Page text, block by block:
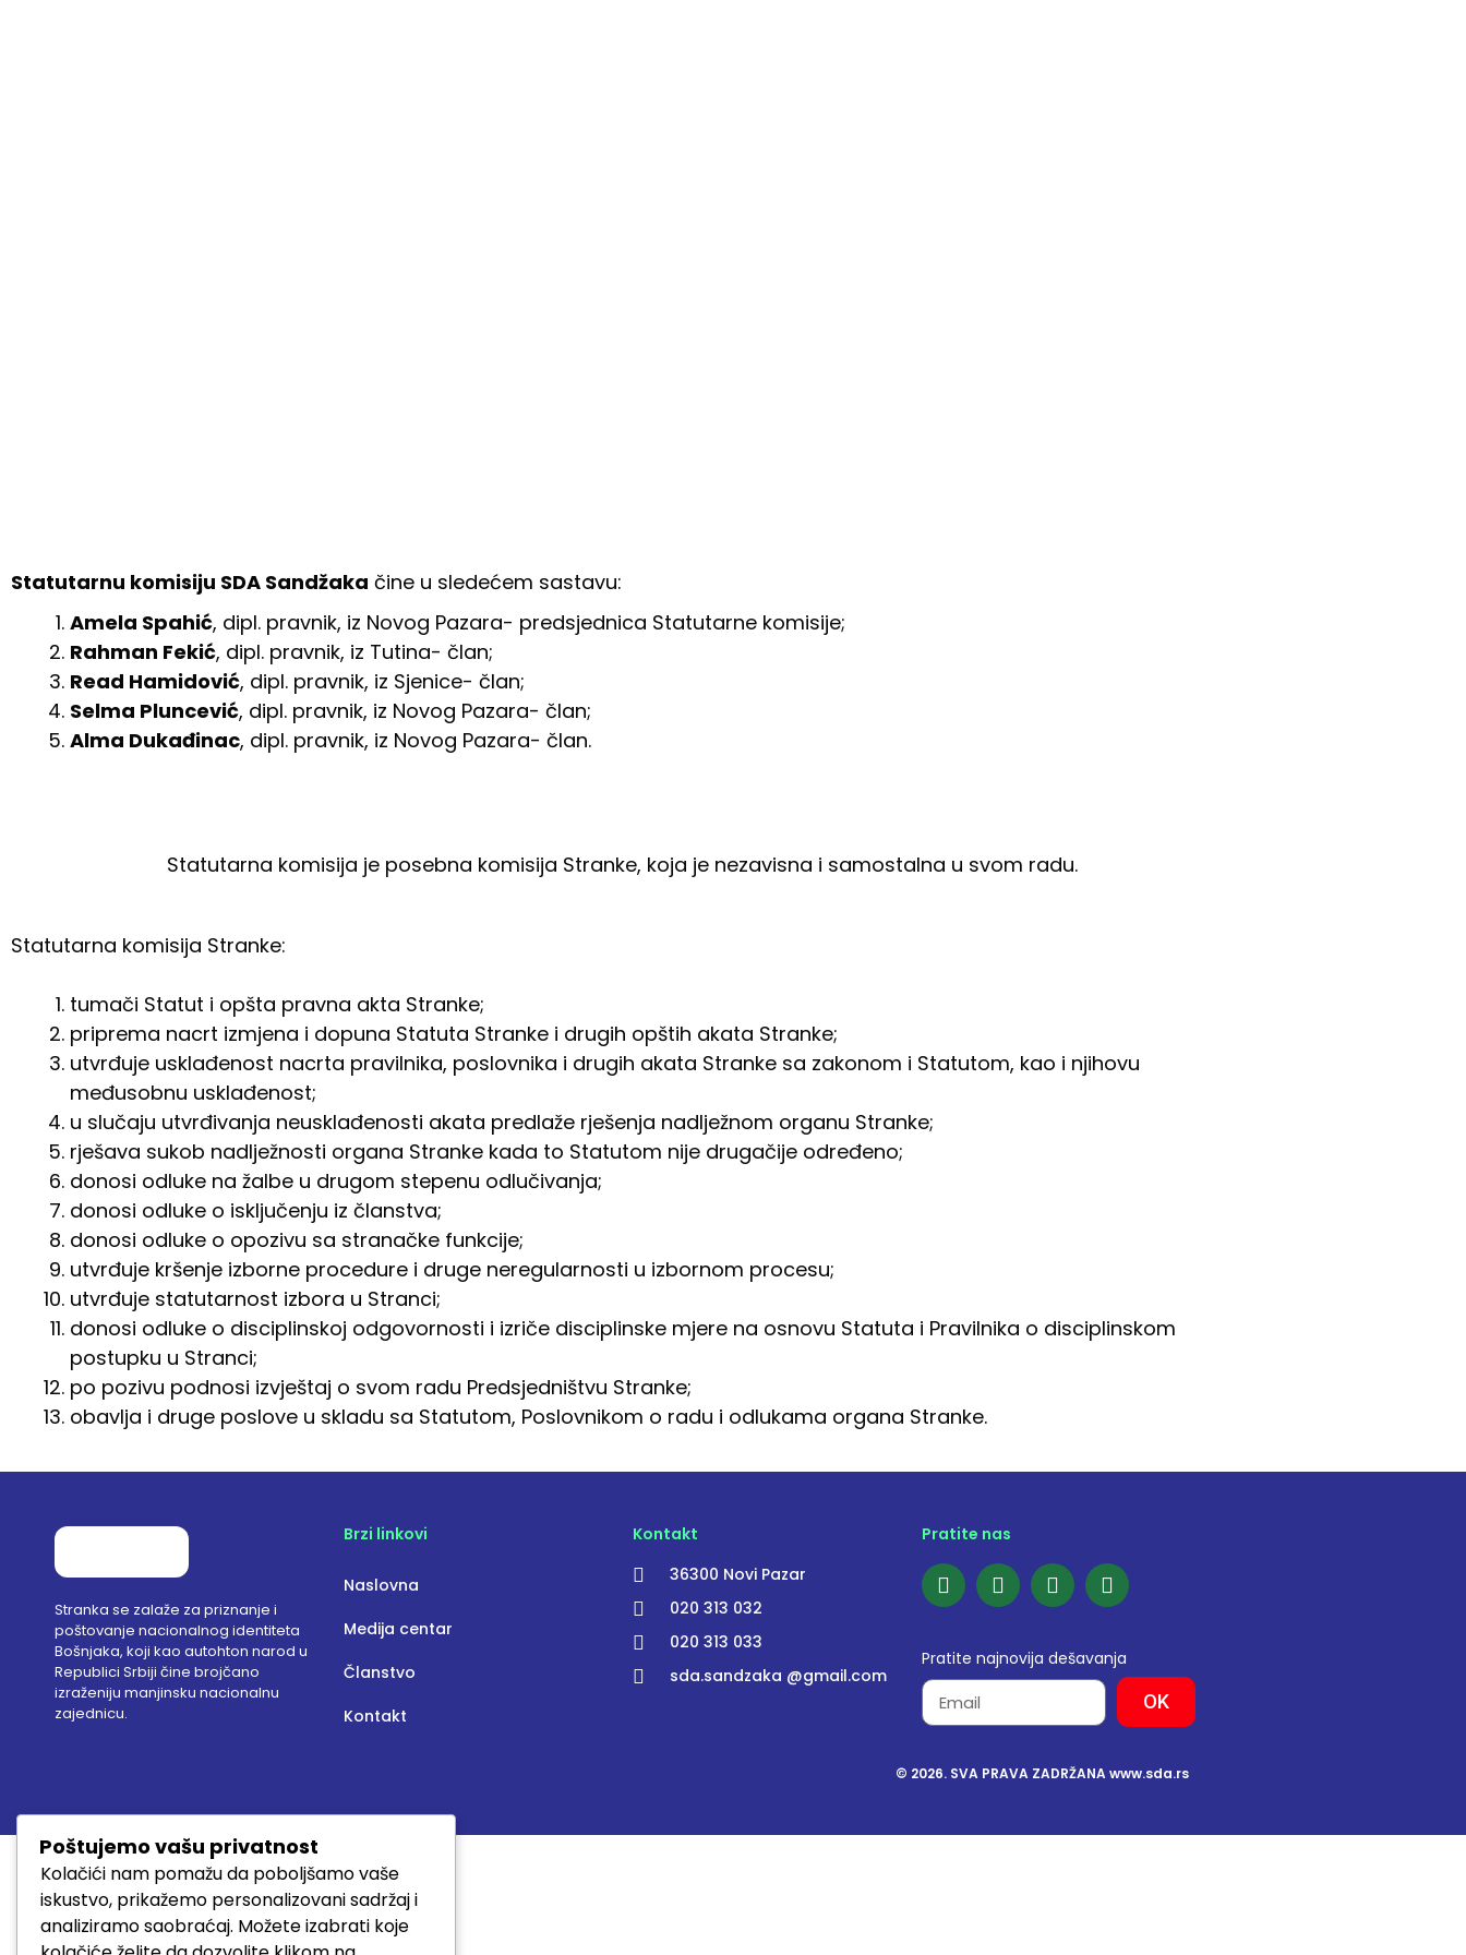
Statutarnu komisiju SDA Sandžaka čine u sledećem sastavu:
Amela Spahić, dipl. pravnik, iz Novog Pazara- predsjednica Statutarne komisije;
Rahman Fekić, dipl. pravnik, iz Tutina- član;
Read Hamidović, dipl. pravnik, iz Sjenice- član;
Selma Pluncević, dipl. pravnik, iz Novog Pazara- član;
Alma Dukađinac, dipl. pravnik, iz Novog Pazara- član.
Statutarna komisija je posebna komisija Stranke, koja je nezavisna i samostalna u svom radu.
Statutarna komisija Stranke:
tumači Statut i opšta pravna akta Stranke;
priprema nacrt izmjena i dopuna Statuta Stranke i drugih opštih akata Stranke;
utvrđuje usklađenost nacrta pravilnika, poslovnika i drugih akata Stranke sa zakonom i Statutom, kao i njihovu
međusobnu usklađenost;
u slučaju utvrđivanja neusklađenosti akata predlaže rješenja nadlježnom organu Stranke;
rješava sukob nadlježnosti organa Stranke kada to Statutom nije drugačije određeno;
donosi odluke na žalbe u drugom stepenu odlučivanja;
donosi odluke o isključenju iz članstva;
donosi odluke o opozivu sa stranačke funkcije;
utvrđuje kršenje izborne procedure i druge neregularnosti u izbornom procesu;
utvrđuje statutarnost izbora u Stranci;
donosi odluke o disciplinskoj odgovornosti i izriče disciplinske mjere na osnovu Statuta i Pravilnika o disciplinskom
postupku u Stranci;
po pozivu podnosi izvještaj o svom radu Predsjedništvu Stranke;
obavlja i druge poslove u skladu sa Statutom, Poslovnikom o radu i odlukama organa Stranke.
Stranka se zalaže za priznanje i
poštovanje nacionalnog identiteta
Bošnjaka, koji kao autohton narod u
Republici Srbiji čine brojčano
izraženiju manjinsku nacionalnu
zajednicu.
Brzi linkovi
Naslovna
Medija centar
Članstvo
Kontakt
Kontakt
36300 Novi Pazar
020 313 032
020 313 033
sda.sandzaka @gmail.com
Pratite nas
Pratite najnovija dešavanja
OK
© 2026. SVA PRAVA ZADRŽANA www.sda.rs
Poštujemo vašu privatnost
Kolačići nam pomažu da poboljšamo vaše
iskustvo, prikažemo personalizovani sadržaj i
analiziramo saobraćaj. Možete izabrati koje